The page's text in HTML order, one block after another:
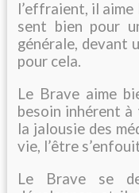
l’effraient, il aime
sent bien pour
générale, devant
pour cela.
Le Brave aime
besoin inhérent à
la jalousie des
vie, l’être
Le Brave se